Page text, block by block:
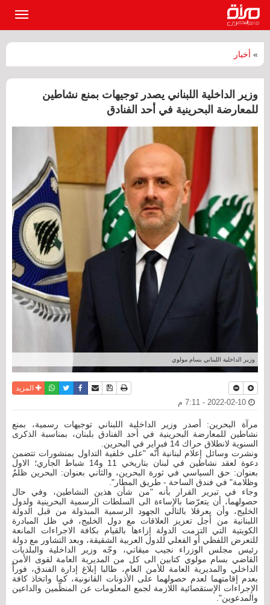
» أخبار
وزير الداخلية اللبناني يصدر توجيهات بمنع نشاطين
للمعارضة البحرينية في أحد الفنادق
وزير الداخلية اللبناني بسام مولوي
نسخة للطباعة
حفظ الموضوع
أرسل الى صديق
فيسبوكتويترواتسابالمزيد
مرآة البحرين: أصدر وزير الداخلية اللبناني توجيهات رسمية، بمنع
نشاطين للمعارضة البحرينية في أحد الفنادق بلبنان، بمناسبة الذكرى
السنوية لانطلاق حراك 14 فبراير في البحرين.
ونشرت وسائل إعلام لبنانية أنّه "على خلفية التداول بمنشورات تتضمن
دعوة لعقد نشاطين في لبنان بتاريخي 11 و14 شباط الجاري؛ الاول
بعنوان: حق السياسي في ثورة البحرين، والثاني بعنوان: البحرين ظلمٌ
وظلامة" في فندق الساحة - طريق المطار".
وجاء في تبرير القرار بأنه "من شأن هذين النشاطين، وفي حال
حصولهما، أن يتعرّضا بالإساءة الى السلطات الرسمية البحرينية ولدول
الخليج، وأن يعرقلا بالتالي الجهود الرسمية المبذولة من قبل الدولة
اللبنانية من أجل تعزيز العلاقات مع دول الخليج، في ظل المبادرة
الكويتية التي التزمت الدولة إزاءها بالقيام بكافة الاجراءات المانعة
للتعرض اللفظي أو الفعلي للدول العربية الشقيقة، وبعد التشاور مع دولة
رئيس مجلس الوزراء نجيب ميقاتي، وجّه وزير الداخلية والبلديات
القاضي بسام مولوي كتابين الى كل من المديرية العامة لقوى الأمن
الداخلي والمديرية العامة للأمن العام، طالبا إبلاغ إدارة الفندق، فوراً
بعدم إقامتهما لعدم حصولهما على الأذونات القانونية، كما واتخاذ كافة
الإجراءات الإستقصائية اللازمة لجمع المعلومات عن المنظّمين والداعين
والمدعوين".